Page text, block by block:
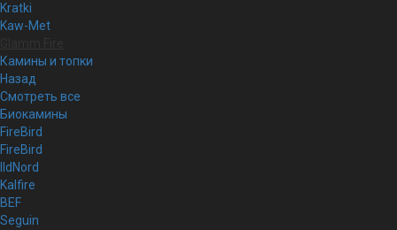
Kratki
Kaw-Met
Камины и топки
Назад
Смотреть все
Биокамины
FireBird
FireBird
IldNord
Kalfire
BEF
Seguin